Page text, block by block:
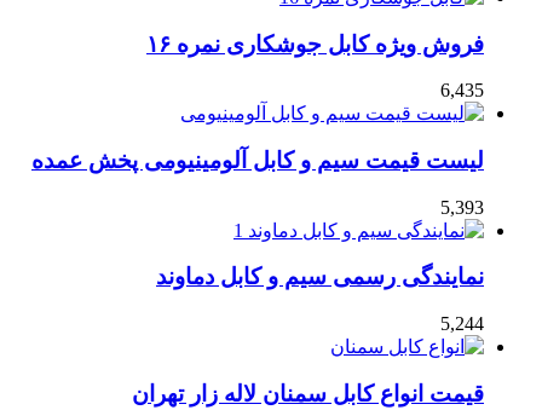
فروش ویژه کابل جوشکاری نمره ۱۶
6,435
لیست قیمت سیم و کابل آلومینیومی پخش عمده
5,393
نمایندگی رسمی سیم و کابل دماوند
5,244
قیمت انواع کابل سمنان لاله زار تهران